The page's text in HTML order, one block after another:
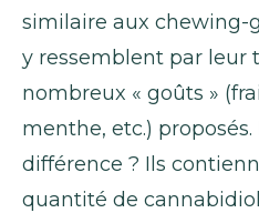
similaire aux chewing-
y ressemblent par leur
nombreux « goûts »
menthe, etc.) proposés.
différence ? Ils
quantité de